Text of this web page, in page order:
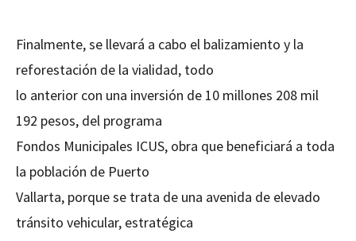
Finalmente, se llevará a cabo el balizamiento y la
reforestación de la vialidad, todo
lo anterior con una inversión de 10 millones 208 mil
192 pesos, del programa
Fondos Municipales ICUS, obra que beneficiará a toda
la población de Puerto
Vallarta, porque se trata de una avenida de elevado
tránsito vehicular, estratégica